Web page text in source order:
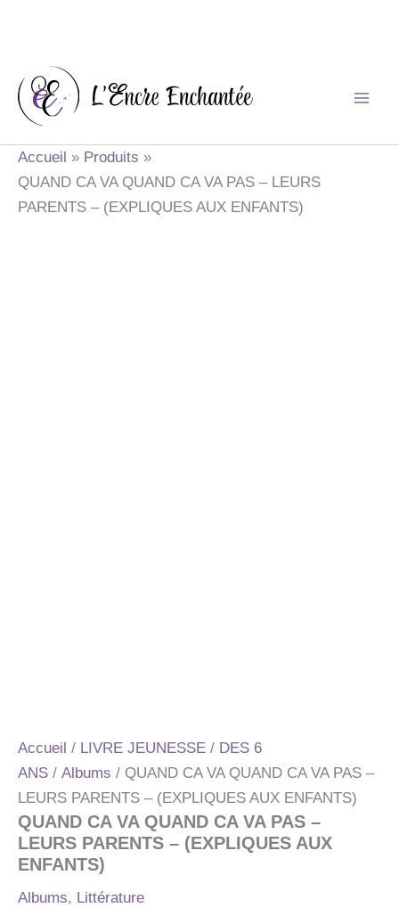
contenu
Accueil
Produits
QUAND CA VA QUAND CA VA PAS – LEURS
PARENTS – (EXPLIQUES AUX ENFANTS)
Accueil / LIVRE JEUNESSE / DES 6
ANS / Albums / QUAND CA VA QUAND CA VA PAS –
LEURS PARENTS – (EXPLIQUES AUX ENFANTS)
QUAND CA VA QUAND CA VA PAS –
LEURS PARENTS – (EXPLIQUES AUX
ENFANTS)
Albums, Littérature